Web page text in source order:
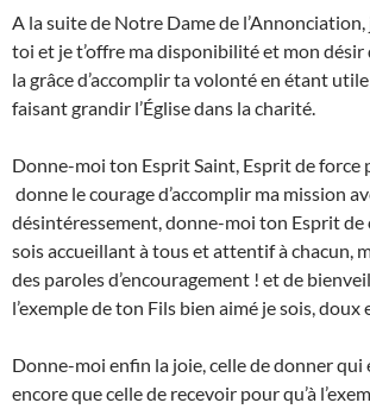
A la suite de Notre Dame de l’Annonciation,
toi et je t’offre ma disponibilité et mon désir
la grâce d’accomplir ta volonté en étant
faisant grandir l’Église dans la charité.
Donne-moi ton Esprit Saint, Esprit de force
donne le courage d’accomplir ma mission
désintéressement, donne-moi ton Esprit de
sois accueillant à tous et attentif à chacun,
des paroles d’encouragement ! et de
l’exemple de ton Fils bien aimé je sois,
Donne-moi enfin la joie, celle de donner qui
encore que celle de recevoir pour qu’à